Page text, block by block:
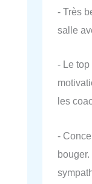
- Très
salle
- Le top
les
-